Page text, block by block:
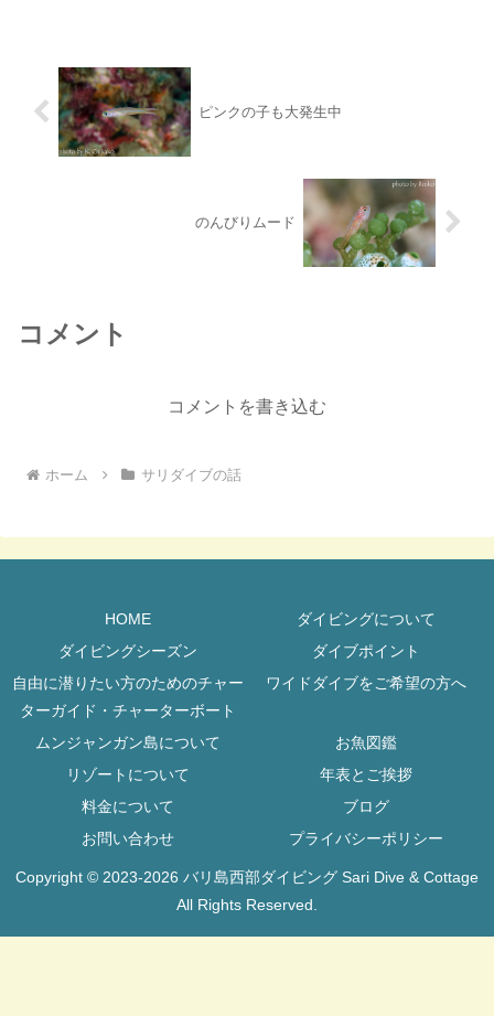
ピンクの子も大発生中
のんびりムード
コメント
コメントを書き込む
ホーム サリダイブの話
HOME
ダイビングについて
ダイビングシーズン
ダイブポイント
自由に潜りたい方のためのチャー
ターガイド・チャーターボート
ワイドダイブをご希望の方へ
ムンジャンガン島について
お魚図鑑
リゾートについて
年表とご挨拶
料金について
ブログ
お問い合わせ
プライバシーポリシー
Copyright © 2023-2026 バリ島西部ダイビング Sari Dive & Cottage
All Rights Reserved.